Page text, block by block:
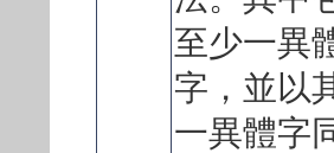
至少一異
字，並以
一異體字